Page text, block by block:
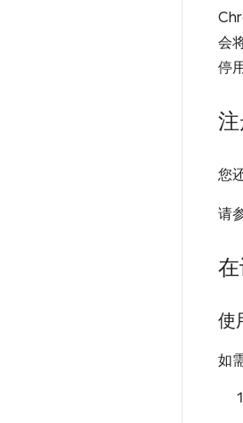
会
停
您
请
使
如